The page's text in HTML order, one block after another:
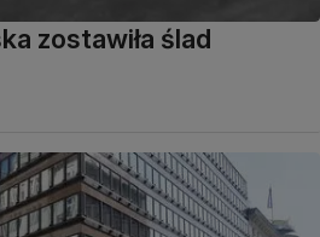
zostawiła ślad